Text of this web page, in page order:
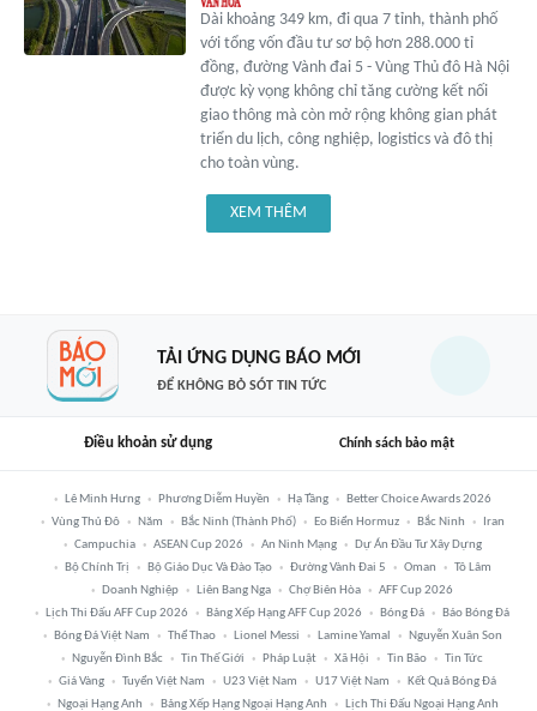
Dài khoảng 349 km, đi qua 7 tỉnh, thành phố
với tổng vốn đầu tư sơ bộ hơn 288.000 tỉ
đồng, đường Vành đai 5 - Vùng Thủ đô Hà Nội
được kỳ vọng không chỉ tăng cường kết nối
giao thông mà còn mở rộng không gian phát
triển du lịch, công nghiệp, logistics và đô thị
cho toàn vùng.
XEM THÊM
TẢI ỨNG DỤNG BÁO MỚI
ĐỂ KHÔNG BỎ SÓT TIN TỨC
Điều khoản sử dụng Chính sách bảo mật
Lê Minh Hưng Phương Diễm Huyền Hạ Tầng
Better Choice Awards 2026
Vùng Thủ Đô
Năm Bắc Ninh (thành Phố) Eo Biển Hormuz Bắc Ninh
Iran
Campuchia
ASEAN Cup 2026 An Ninh Mạng
Dự Án Đầu Tư Xây Dựng
Bộ Chính Trị
Bộ Giáo Dục Và Đào Tạo Đường Vành Đai 5 Oman
Tô Lâm
Doanh Nghiệp
Liên Bang Nga Chợ Biên Hòa
AFF Cup 2026
Lịch Thi Đấu AFF Cup 2026
Bảng Xếp Hạng AFF Cup 2026 Bóng Đá
Báo Bóng Đá
Bóng Đá Việt Nam
Thể Thao Lionel Messi Lamine Yamal
Nguyễn Xuân Son
Nguyễn Đình Bắc
Tin Thế Giới Pháp Luật Xã Hội Tin Bão
Tin Tức
Giá Vàng
Tuyển Việt Nam U23 Việt Nam U17 Việt Nam
Kết Quả Bóng Đá
Ngoại Hạng Anh
Bảng Xếp Hạng Ngoại Hạng Anh Lịch Thi Đấu Ngoại Hạng Anh